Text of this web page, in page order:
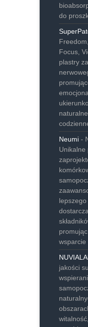
do
Focus,
plastry
Neumi -
Unikalne
lepszego
wsparcie
jakości